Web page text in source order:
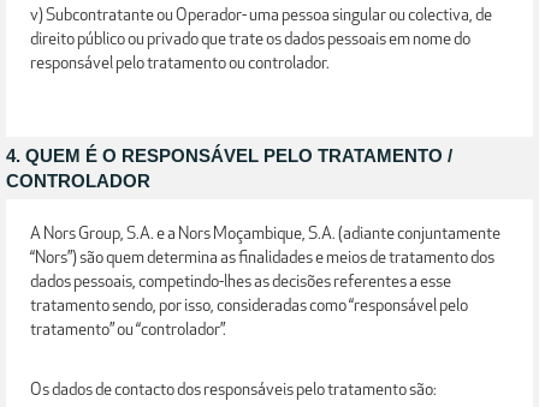
v) Subcontratante ou Operador- uma pessoa singular ou colectiva, de
direito público ou privado que trate os dados pessoais em nome do
responsável pelo tratamento ou controlador.
4. QUEM É O RESPONSÁVEL PELO TRATAMENTO /
CONTROLADOR
A Nors Group, S.A. e a Nors Moçambique, S.A. (adiante conjuntamente
“Nors”) são quem determina as finalidades e meios de tratamento dos
dados pessoais, competindo-lhes as decisões referentes a esse
tratamento sendo, por isso, consideradas como “responsável pelo
tratamento” ou “controlador”.
Os dados de contacto dos responsáveis pelo tratamento são: